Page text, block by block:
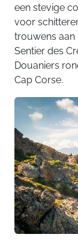
een stevige
voor
trouwens aan
Sentier des
Douaniers
Cap Corse.